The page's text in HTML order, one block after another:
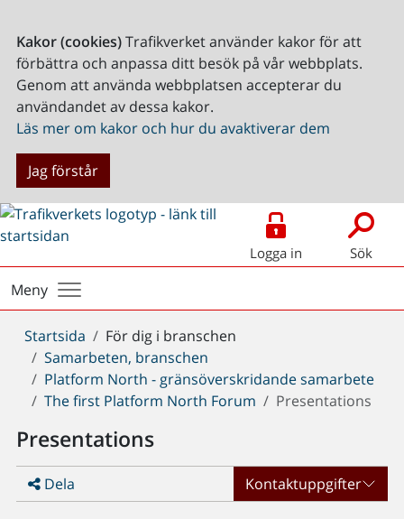
Kakor (cookies)Trafikverket använder kakor för att
förbättra och anpassa ditt besök på vår webbplats.
Genom att använda webbplatsen accepterar du
användandet av dessa kakor.
Läs mer om kakor och hur du avaktiverar dem
Jag förstår
Logga in Sök
Meny
Du
är
här:
Startsida
För dig i branschen
Samarbeten, branschen
Platform North - gränsöverskridande samarbete
The first Platform North Forum
Presentations
Presentations
Dela Kontaktuppgifter